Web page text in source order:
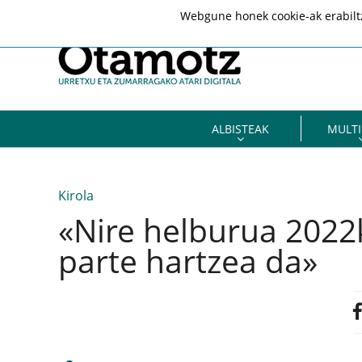
ALBISTEAK
Kirola
«Nire helburua
parte hartzea da»
Webgune honek cookie-ak